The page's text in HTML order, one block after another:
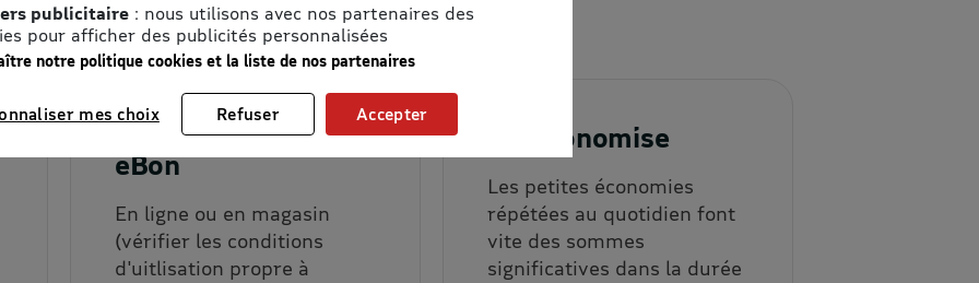
2. J’utilise mon
eBon
En ligne ou en magasin
(vérifier les conditions
d'uitlisation propre à
3. J'économise
Les petites économies
répétées au quotidien font
vite des sommes
significatives dans la durée
publicitaire : nous utilisons avec nos partenaires des
pour afficher des publicités personnalisées
notre politique cookies et la liste de nos partenaires
mes choix Refuser Accepter